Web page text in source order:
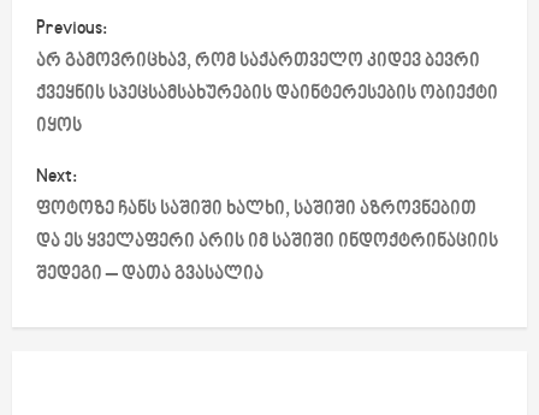
P
o
s
t
n
a
v
Previous:
არ გამოვრიცხავ, რომ საქართველო კიდევ ბევრი
ქვეყნის სპეცსამსახურების დაინტერესების ობიექტი
იყოს
Next:
ფოტოზე ჩანს საშიში ხალხი, საშიში აზროვნებით
და ეს ყველაფერი არის იმ საშიში ინდოქტრინაციის
შედეგი – დათა გვასალია